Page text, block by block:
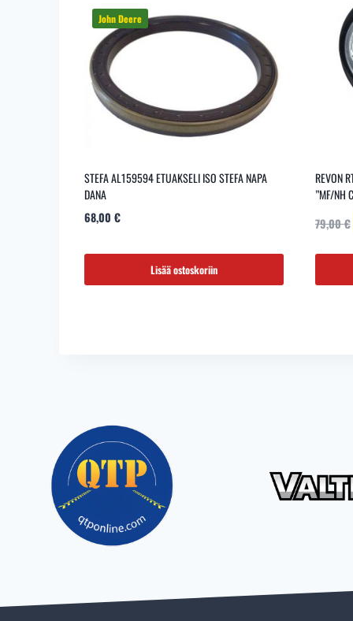
STEFA AL159594 ETUAKSELI ISO STEFA NAPA
DANA
68,00 €
Lisää ostoskoriin
REVON
”MF/NH
79,00€